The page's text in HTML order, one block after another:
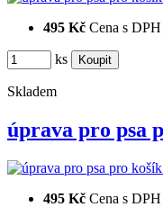
495 Kč Cena s DPH
ks
Skladem
úprava pro psa
495 Kč Cena s DPH